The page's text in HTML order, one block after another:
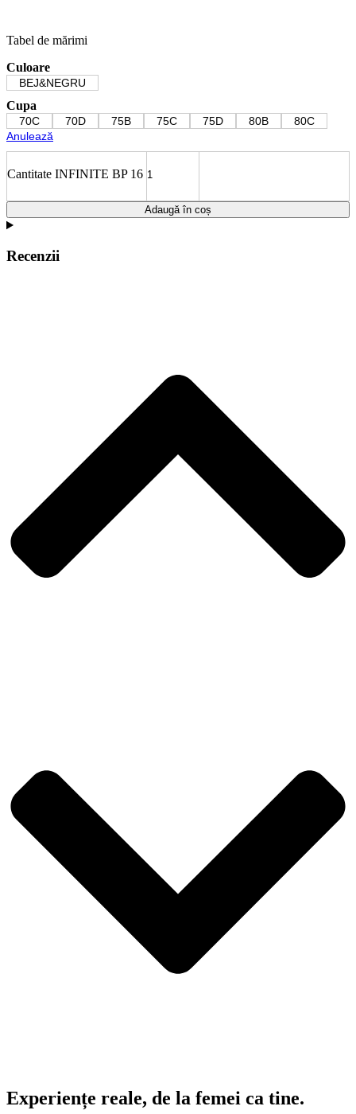
Tabel de mărimi
Culoare
BEJ&NEGRU
Cupa
70C 70D 75B 75C 75D 80B
80C
Anulează
Cantitate INFINITE BP 16
Adaugă în coș
Recenzii
Experiențe reale, de la femei ca tine.